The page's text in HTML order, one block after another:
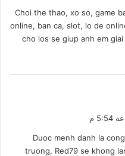
Choi the thao, xo so, game
online, ban ca, slot, lo de
cho ios se giup anh em
Duoc menh danh la
truong, Red79 se khong